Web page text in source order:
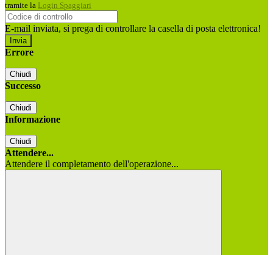
tramite la Login Spaggiari
E-mail inviata, si prega di controllare la casella di posta elettronica!
Errore
Chiudi
Successo
Chiudi
Informazione
Chiudi
Attendere...
Attendere il completamento dell'operazione...